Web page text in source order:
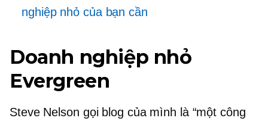
nghiệp nhỏ của bạn cần
Doanh nghiệp nhỏ
Evergreen
Steve Nelson gọi blog của mình là “một công